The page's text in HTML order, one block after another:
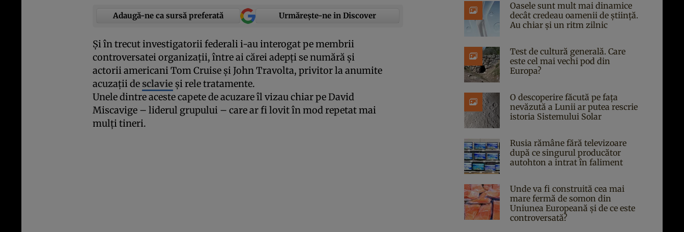
Adaugă-ne ca sursă preferată Urmărește-ne in Discover
Şi în trecut investigatorii federali i-au interogat pe membrii
controversatei organizaţii, între ai cărei adepţi se numără şi
actorii americani Tom Cruise şi John Travolta, privitor la anumite
acuzaţii de sclavie şi rele tratamente.
Unele dintre aceste capete de acuzare îl vizau chiar pe David
Miscavige – liderul grupului – care ar fi lovit în mod repetat mai
mulţi tineri.
Oasele sunt mult mai dinamice
decât credeau oamenii de știință.
Au chiar și un ritm zilnic
Test de cultură generală. Care
este cel mai vechi pod din
Europa?
O descoperire făcută pe fața
nevăzută a Lunii ar putea rescrie
istoria Sistemului Solar
Rusia rămâne fără televizoare
după ce singurul producător
autohton a intrat în faliment
Unde va fi construită cea mai
mare fermă de somon din
Uniunea Europeană și de ce este
controversată?